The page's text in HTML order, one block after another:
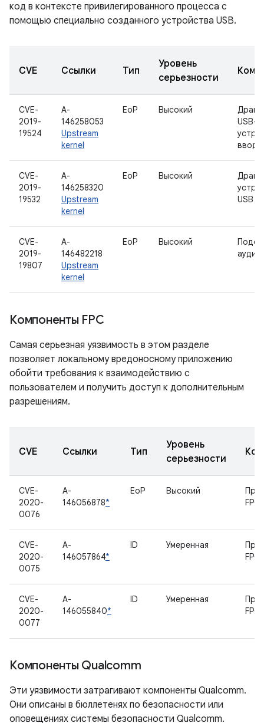
код в контексте привилегированного процесса с
помощью специально созданного устройства USB.
CVE Ссылки Тип
Уровень
серьезности
CVE-
2019-
19524
A-
146258053
Upstream
kernel
EoP Высокий
USB-
ввода
CVE-
2019-
19532
A-
146258320
Upstream
kernel
EoP Высокий
USB
CVE-
2019-
19807
A-
146482218
Upstream
kernel
EoP Высокий
аудио
Компоненты FPC
Самая серьезная уязвимость в этом разделе
позволяет локальному вредоносному приложению
обойти требования к взаимодействию с
пользователем и получить доступ к дополнительным
разрешениям.
CVE Ссылки Тип
Уровень
серьезности
CVE-
2020-
0076
A-
146056878*
EoP Высокий
FPC
CVE-
2020-
0075
A-
146057864*
ID Умеренная
FPC
CVE-
2020-
0077
A-
146055840*
ID Умеренная
FPC
Компоненты Qualcomm
Эти уязвимости затрагивают компоненты Qualcomm.
Они описаны в бюллетенях по безопасности или
оповещениях системы безопасности Qualcomm.